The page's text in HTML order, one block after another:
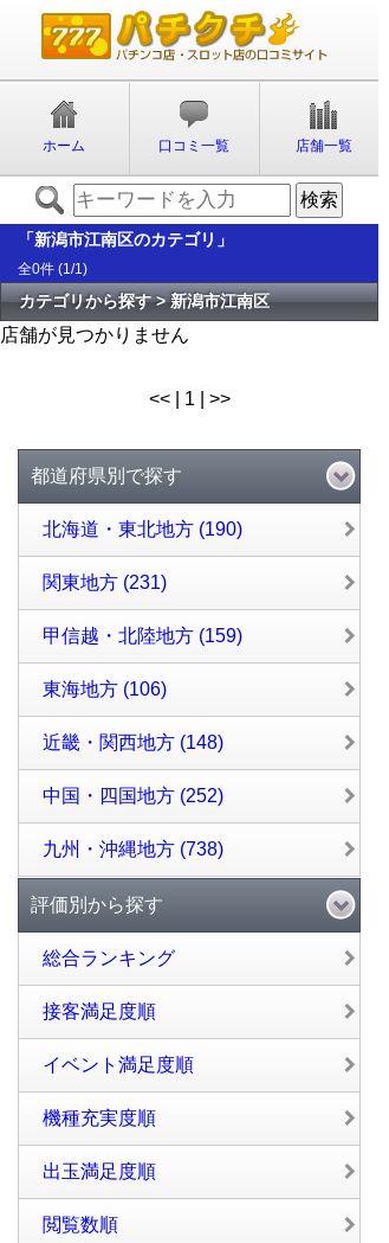
ホーム 口コミ一覧 店舗一覧
「新潟市江南区のカテゴリ」
全0件 (1/1)
カテゴリから探す > 新潟市江南区
店舗が見つかりません
<< | 1 | >>
都道府県別で探す
北海道・東北地方 (190)
関東地方 (231)
甲信越・北陸地方 (159)
東海地方 (106)
近畿・関西地方 (148)
中国・四国地方 (252)
九州・沖縄地方 (738)
評価別から探す
総合ランキング
接客満足度順
イベント満足度順
機種充実度順
出玉満足度順
閲覧数順